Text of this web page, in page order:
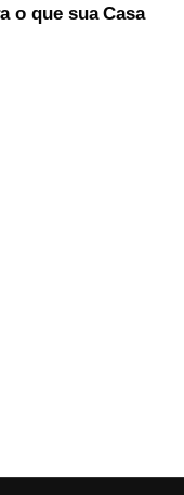
o que sua Casa